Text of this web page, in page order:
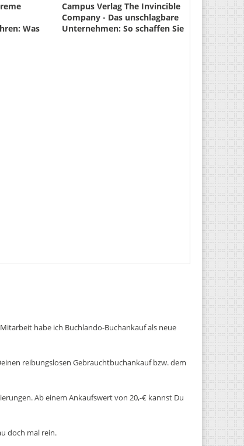
Was
Campus Verlag The Invincible
Company - Das unschlagbare
Unternehmen: So schaffen Sie
habe ich Buchlando-Buchankauf als neue
reibungslosen Gebrauchtbuchankauf bzw. dem
Ab einem Ankaufswert von 20,-€ kannst Du
doch mal rein.